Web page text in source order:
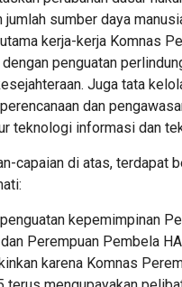
jumlah sumber daya
kerja-kerja Komnas
penguatan
Juga tata
dan
teknologi informasi dan
capaian di atas, terdapat
kepemimpinan
Perempuan Pembela
karena Komnas